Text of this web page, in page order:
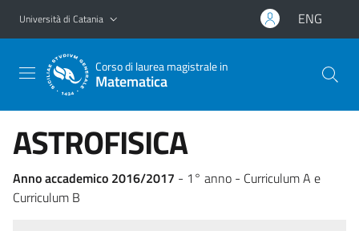
Vai al contenuto principale
Vai al menu di navigazione
Università di Catania ENG
Corso di laurea magistrale in
Matematica
ASTROFISICA
Anno accademico 2016/2017 - 1° anno - Curriculum A e
Curriculum B